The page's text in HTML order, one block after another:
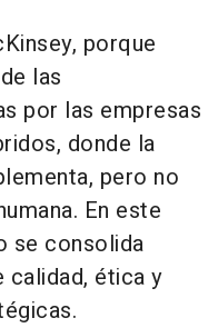
porque
las
por las empresas
donde la
pero no
En este
se consolida
ética y